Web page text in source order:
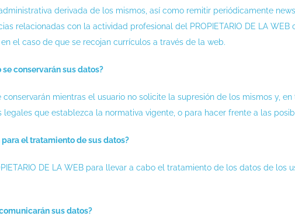
derivada de los mismos, así como remitir periódicamente
relacionadas con la actividad profesional del PROPIETARIO DE LA
el caso de que se recojan currículos a través de la web.
conservarán sus datos?
conservarán mientras el usuario no solicite la supresión de los mismos y,
que establezca la normativa vigente, o para hacer frente a las
el tratamiento de sus datos?
DE LA WEB para llevar a cabo el tratamiento de los datos de los
sus datos?